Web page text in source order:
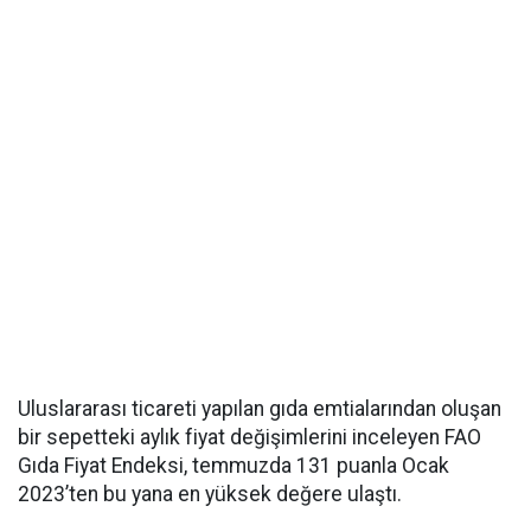
Uluslararası ticareti yapılan gıda emtialarından oluşan
bir sepetteki aylık fiyat değişimlerini inceleyen FAO
Gıda Fiyat Endeksi, temmuzda 131 puanla Ocak
2023’ten bu yana en yüksek değere ulaştı.